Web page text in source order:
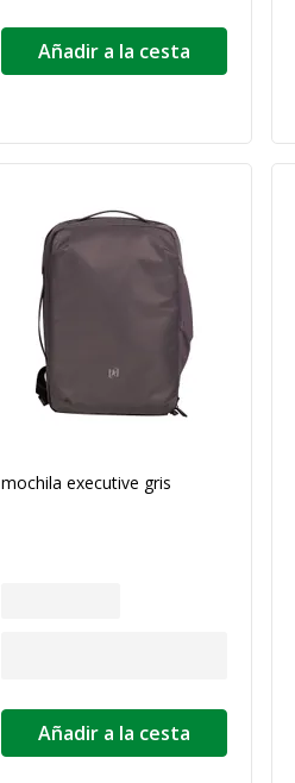
Añadir a la cesta
mochila executive gris
Añadir a la cesta